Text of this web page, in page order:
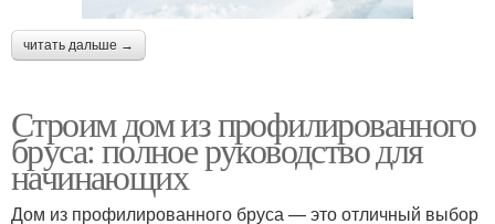
читать дальше →
Строим дом из профилированного
бруса: полное руководство для
начинающих
Дом из профилированного бруса — это отличный выбор